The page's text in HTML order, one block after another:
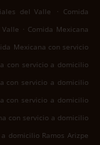
del Valle
. Comida
. Comida Mexicana
Mexicana con servicio
con servicio a domicilio
con servicio a domicilio
con servicio a domicilio
con servicio a domicilio
domicilio Ramos Arizpe